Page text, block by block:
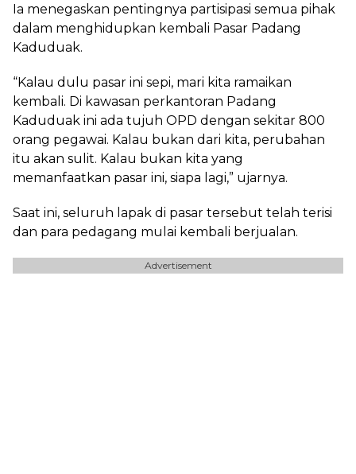
Ia menegaskan pentingnya partisipasi semua pihak
dalam menghidupkan kembali Pasar Padang
Kaduduak.
“Kalau dulu pasar ini sepi, mari kita ramaikan
kembali. Di kawasan perkantoran Padang
Kaduduak ini ada tujuh OPD dengan sekitar 800
orang pegawai. Kalau bukan dari kita, perubahan
itu akan sulit. Kalau bukan kita yang
memanfaatkan pasar ini, siapa lagi,” ujarnya.
Saat ini, seluruh lapak di pasar tersebut telah terisi
dan para pedagang mulai kembali berjualan.
Advertisement